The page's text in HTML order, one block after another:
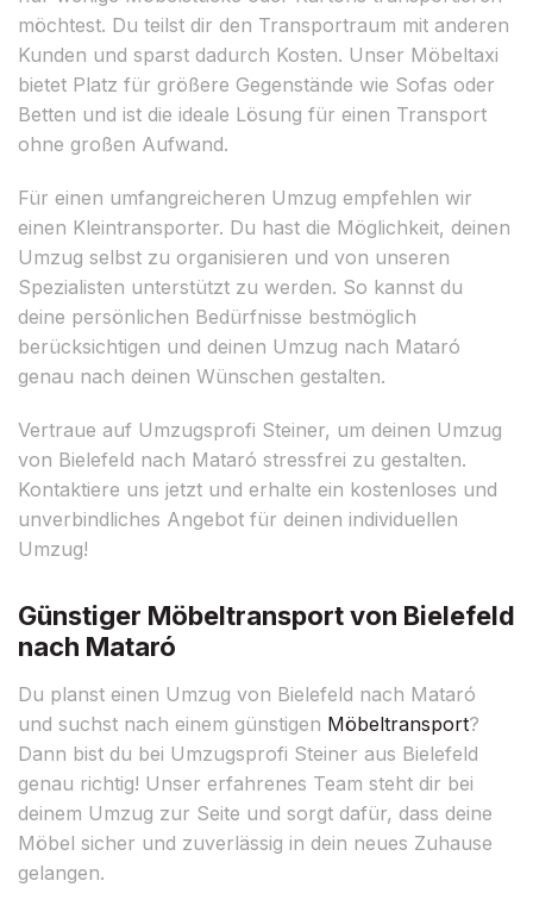
möchtest. Du teilst dir den Transportraum mit anderen
Kunden und sparst dadurch Kosten. Unser Möbeltaxi
bietet Platz für größere Gegenstände wie Sofas oder
Betten und ist die ideale Lösung für einen Transport
ohne großen Aufwand.
Für einen umfangreicheren Umzug empfehlen wir
einen Kleintransporter. Du hast die Möglichkeit, deinen
Umzug selbst zu organisieren und von unseren
Spezialisten unterstützt zu werden. So kannst du
deine persönlichen Bedürfnisse bestmöglich
berücksichtigen und deinen Umzug nach Mataró
genau nach deinen Wünschen gestalten.
Vertraue auf Umzugsprofi Steiner, um deinen Umzug
von Bielefeld nach Mataró stressfrei zu gestalten.
Kontaktiere uns jetzt und erhalte ein kostenloses und
unverbindliches Angebot für deinen individuellen
Umzug!
Günstiger Möbeltransport von Bielefeld
nach Mataró
Du planst einen Umzug von Bielefeld nach Mataró
und suchst nach einem günstigen Möbeltransport?
Dann bist du bei Umzugsprofi Steiner aus Bielefeld
genau richtig! Unser erfahrenes Team steht dir bei
deinem Umzug zur Seite und sorgt dafür, dass deine
Möbel sicher und zuverlässig in dein neues Zuhause
gelangen.